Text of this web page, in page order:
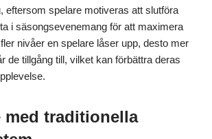
eftersom spelare motiveras att slutföra
i säsongsevenemang för att maximera
nivåer en spelare låser upp, desto mer
de tillgång till, vilket kan förbättra deras
med traditionella